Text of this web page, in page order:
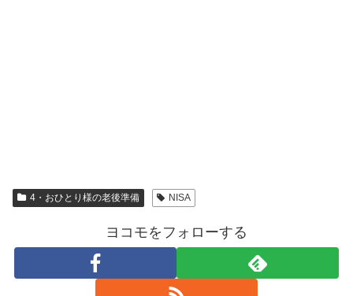
4・おひとり様の老後準備 NISA
ヨコモをフォローする